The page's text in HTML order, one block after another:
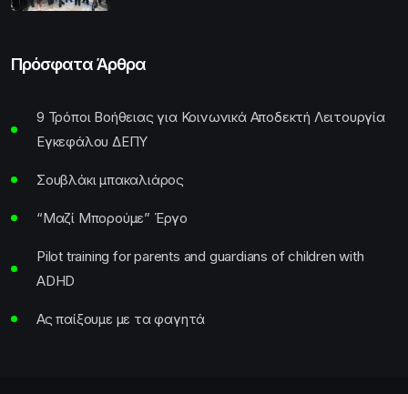
Πρόσφατα Άρθρα
9 Τρόποι Βοήθειας για Κοινωνικά Αποδεκτή Λειτουργία
Εγκεφάλου ΔΕΠΥ
Σουβλάκι μπακαλιάρος
“Μαζί Μπορούμε” Έργο
Pilot training for parents and guardians of children with
ADHD
Ας παίξουμε με τα φαγητά